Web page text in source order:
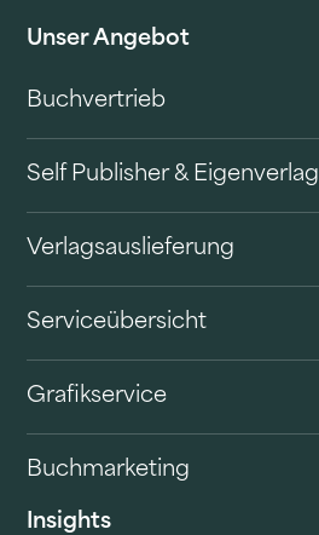
Unser Angebot
Buchvertrieb
Self Publisher & Eigenverlag
Verlagsauslieferung
Serviceübersicht
Grafikservice
Buchmarketing
Insights